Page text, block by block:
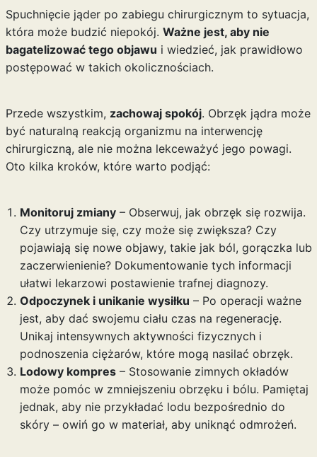
Spuchnięcie jąder po zabiegu chirurgicznym to sytuacja,
która może budzić niepokój. Ważne jest, aby nie
bagatelizować tego objawu i wiedzieć, jak prawidłowo
postępować w takich okolicznościach.
Przede wszystkim, zachowaj spokój. Obrzęk jądra może
być naturalną reakcją organizmu na interwencję
chirurgiczną, ale nie można lekceważyć jego powagi.
Oto kilka kroków, które warto podjąć:
Monitoruj zmiany– Obserwuj, jak obrzęk się rozwija.
Czy utrzymuje się, czy może się zwiększa? Czy
pojawiają się nowe objawy, takie jak ból, gorączka lub
zaczerwienienie? Dokumentowanie tych informacji
ułatwi lekarzowi postawienie trafnej diagnozy.
Odpoczynek i unikanie wysiłku – Po operacji ważne
jest, aby dać swojemu ciału czas na regenerację.
Unikaj intensywnych aktywności fizycznych i
podnoszenia ciężarów, które mogą nasilać obrzęk.
Lodowy kompres– Stosowanie zimnych okładów
może pomóc w zmniejszeniu obrzęku i bólu. Pamiętaj
jednak, aby nie przykładać lodu bezpośrednio do
skóry – owiń go w materiał, aby uniknąć odmrożeń.